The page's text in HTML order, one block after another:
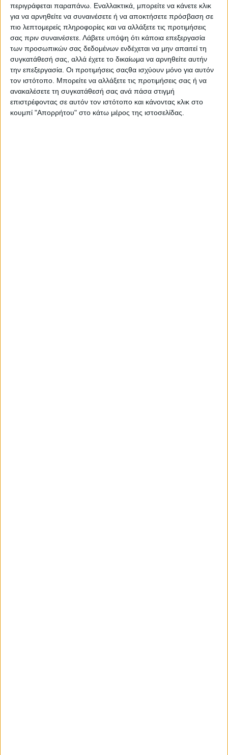
περιγράφεται παραπάνω. Εναλλακτικά, μπορείτε να κάνετε κλικ
για να αρνηθείτε να συναινέσετε ή να αποκτήσετε πρόσβαση σε
πιο λεπτομερείς πληροφορίες και να αλλάξετε τις προτιμήσεις
σας πριν συναινέσετε. Λάβετε υπόψη ότι κάποια επεξεργασία
των προσωπικών σας δεδομένων ενδέχεται να μην απαιτεί τη
συγκατάθεσή σας, αλλά έχετε το δικαίωμα να αρνηθείτε αυτήν
την επεξεργασία. Οι προτιμήσεις σαςθα ισχύουν μόνο για αυτόν
τον ιστότοπο. Μπορείτε να αλλάξετε τις προτιμήσεις σας ή να
ανακαλέσετε τη συγκατάθεσή σας ανά πάσα στιγμή
επιστρέφοντας σε αυτόν τον ιστότοπο και κάνοντας κλικ στο
κουμπί "Απορρήτου" στο κάτω μέρος της ιστοσελίδας.